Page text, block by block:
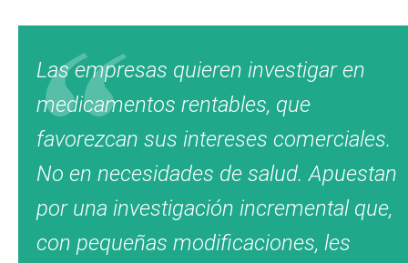
Las empresas quieren investigar en
medicamentos rentables, que
favorezcan sus intereses comerciales.
No en necesidades de salud. Apuestan
por una investigación incremental que,
con pequeñas modificaciones, les